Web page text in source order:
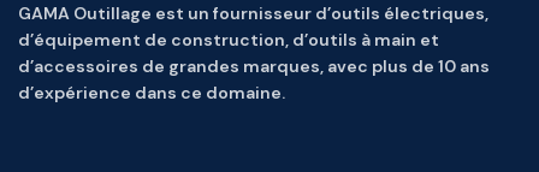
GAMA Outillage est un fournisseur d’outils électriques,
d’équipement de construction, d’outils à main et
d’accessoires de grandes marques, avec plus de 10 ans
d’expérience dans ce domaine.